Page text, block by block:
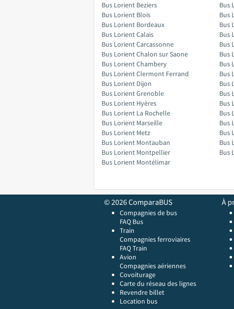
Bus Lorient Beziers
Bus Lorient Blois
Bus Lorient Bordeaux
Bus Lorient Calais
Bus Lorient Carcassonne
Bus Lorient Chalon sur Saone
Bus Lorient Chambery
Bus Lorient Clermont Ferrand
Bus Lorient Dijon
Bus Lorient Grenoble
Bus Lorient Hyères
Bus Lorient La Rochelle
Bus Lorient Marseille
Bus Lorient Metz
Bus Lorient Montauban
Bus Lorient Montpellier
Bus Lorient Montélimar
Bus
Bus
Bus
Bus
Bus
Bus
Bus
Bus
Bus
Bus
Bus
Bus
Bus
Bus
Bus
Bus
© 2026 ComparaBUS
Compagnies de bus
FAQ Bus
Train
Compagnies ferroviaires
FAQ Train
Avion
Compagnies aériennes
Covoiturage
Carte du réseau des lignes
Revendre billet
Location bus
À